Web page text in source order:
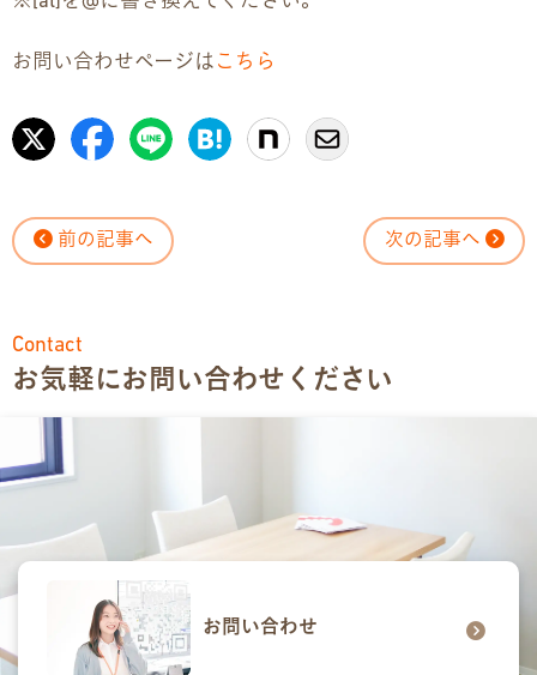
お問い合わせページは こちら
前の記事へ 次の記事へ
Contact
お気軽にお問い合わせください
お問い合わせ